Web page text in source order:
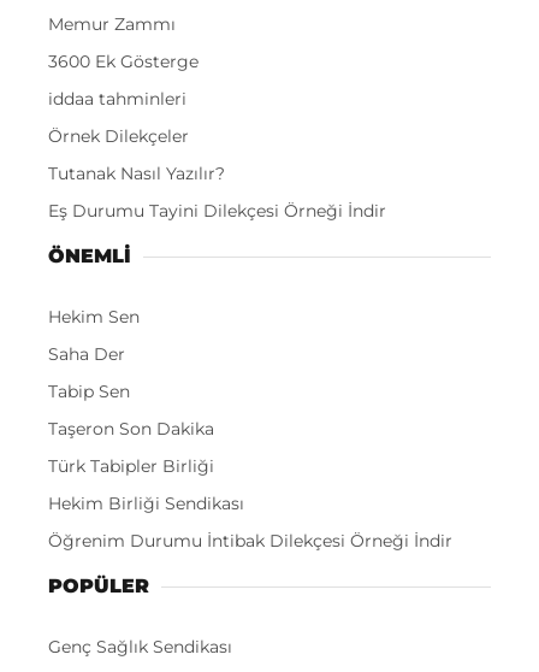
Memur Zammı
3600 Ek Gösterge
iddaa tahminleri
Örnek Dilekçeler
Tutanak Nasıl Yazılır?
Eş Durumu Tayini Dilekçesi Örneği İndir
ÖNEMLI
Hekim Sen
Saha Der
Tabip Sen
Taşeron Son Dakika
Türk Tabipler Birliği
Hekim Birliği Sendikası
Öğrenim Durumu İntibak Dilekçesi Örneği İndir
POPÜLER
Genç Sağlık Sendikası